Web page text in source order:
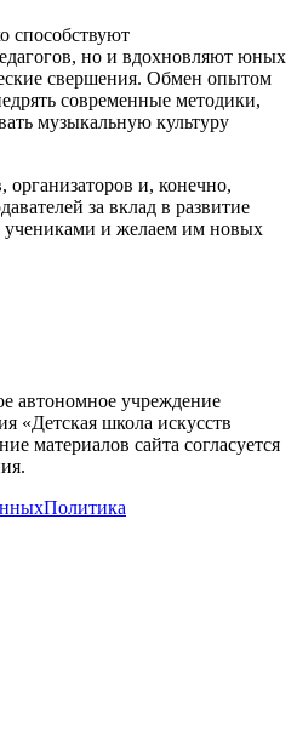
способствуют
но и вдохновляют юных
свершения. Обмен опытом
современные методики,
музыкальную культуру
организаторов и, конечно,
за вклад в развитие
и желаем им новых
автономное учреждение
«Детская школа искусств
материалов сайта согласуется
Политика